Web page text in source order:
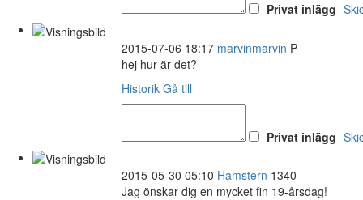
Privat inlägg
2015-07-06 18:17 marvinmarvin P
hej hur är det?
Historik Gå till
Privat inlägg
2015-05-30 05:10 Hamstern 1340
Jag önskar dig en mycket fin 19-årsdag!